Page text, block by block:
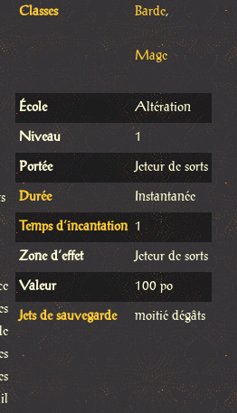
Classes Barde,
Mage
École Altération
Niveau 1
Portée Jeteur de sorts
Durée Instantanée
Temps d’incantation 1
Zone d’effet Jeteur de sorts
Valeur 100 po
Jets de sauvegarde moitié dégâts